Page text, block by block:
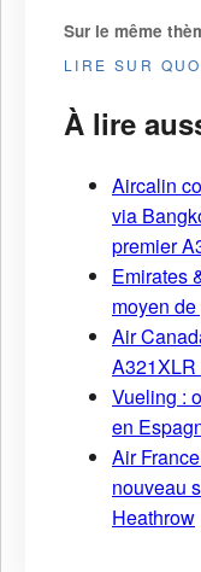
Sur le même
LIRE SUR
À lire
Aircalin
via
premier
Emirates
moyen
Air
Vueling :
en
Air
nouveau
Heathrow